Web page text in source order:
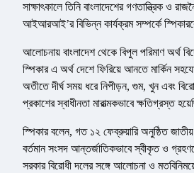
সাক্ষাৎকালে তিনি বাংলাদেশের গণতান্ত্রিক ও
আইআরআই’র বিভিন্ন কার্যক্রম সম্পর্কে
আলোচনায় বাংলাদেশ থেকে বিপুল পরিমাণ অর্থ
স্পিকার এ অর্থ দেশে ফিরিয়ে আনতে মার্কিন
অতীতে দীর্ঘ সময় ধরে নিপীড়ন, গুম, খুন এবং
প্রকাশের স্বাধীনতা মারাত্মকভাবে ক্ষতিগ্রস্ত
স্পিকার বলেন, গত ১২ ফেব্রুয়ারি অনুষ্ঠিত জাতীয়
বর্তমান সংসদ আন্তর্জাতিকভাবে স্বীকৃত ও
সরকার বিরোধী দলের সঙ্গে আলোচনা ও